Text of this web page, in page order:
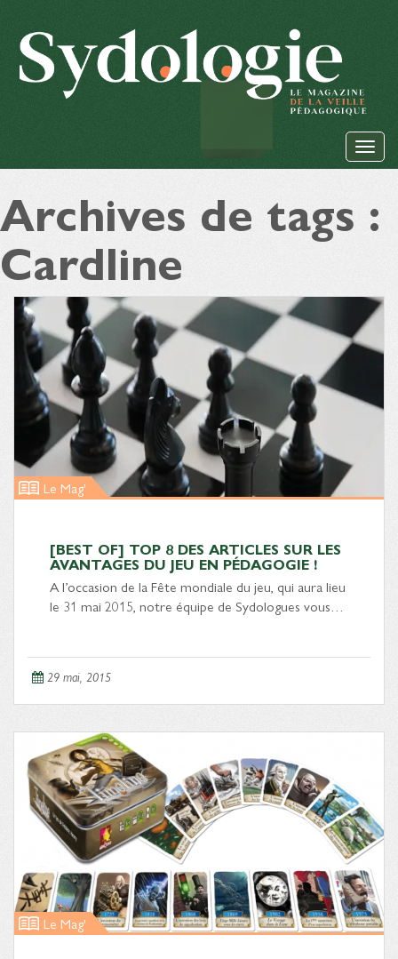
Archives de tags :
Cardline
Le Mag'
[BEST OF] TOP 8 DES ARTICLES SUR LES
AVANTAGES DU JEU EN PÉDAGOGIE !
A l’occasion de la Fête mondiale du jeu, qui aura lieu
le 31 mai 2015, notre équipe de Sydologues vous…
29 mai, 2015
Le Mag'